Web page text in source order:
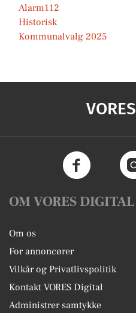
Alarm112
Historisk
Kommunalvalg 2025
VORES
OM VORES DIGITAL
Om os
For annoncører
Vilkår og Privatlivspolitik
Kontakt VORES Digital
Administrer samtykke